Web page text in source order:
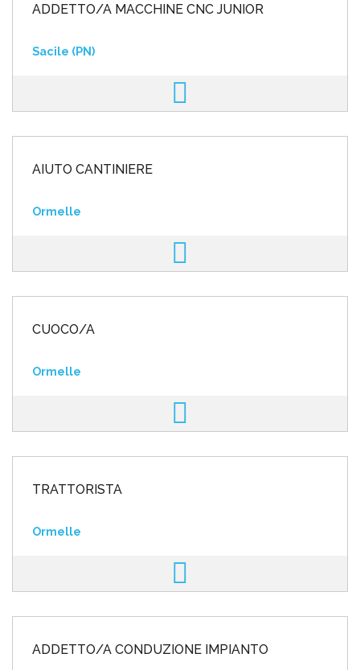
ADDETTO/A MACCHINE CNC JUNIOR
Sacile (PN)
AIUTO CANTINIERE
Ormelle
CUOCO/A
Ormelle
TRATTORISTA
Ormelle
ADDETTO/A CONDUZIONE IMPIANTO